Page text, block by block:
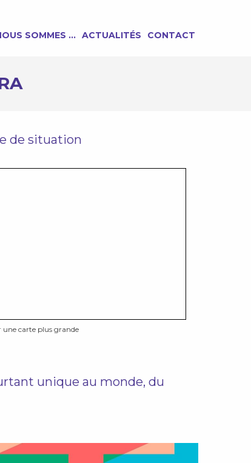
SOMMES … ACTUALITÉS CONTACT
de situation
une carte plus grande
unique au monde, du